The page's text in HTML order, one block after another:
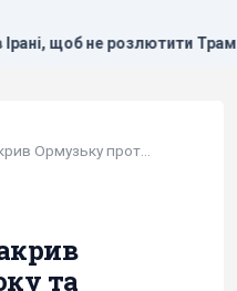
Трампа, - CNN
та